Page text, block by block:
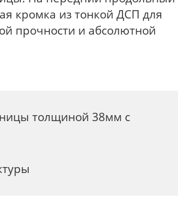
кромка из тонкой ДСП для
прочности и абсолютной
толщиной 38мм с